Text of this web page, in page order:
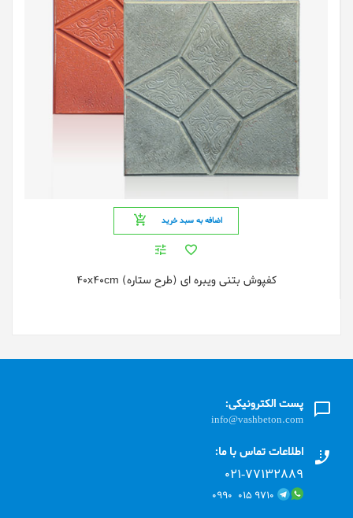
اضافه به سبد خرید
کفپوش بتنی ویبره ای (طرح ستاره) 40x40cm
پست الکترونیکی:
info@vashbeton.com
اطلاعات تماس با ما:
۰۲۱-۷۷۱٣۲۸۸۹
۹۷۱۰ ۰۱۵ ۰۹۹۰